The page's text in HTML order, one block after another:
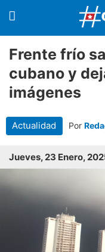
Frente frío
cubano y
imágenes
Actualidad Por
Jueves, 23 Enero,